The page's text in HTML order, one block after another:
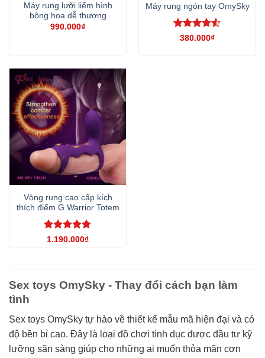
Máy rung lưỡi liếm hình
bông hoa dễ thương
990.000₫
Máy rung ngón tay OmySky
Được xếp
380.000₫
Vòng rung cao cấp kích
thích điểm G Warrior Totem
Được xếp
1.190.000₫
Sex toys OmySky - Thay đổi cách bạn làm
tình
Sex toys OmySky tự hào về thiết kế mẫu mã hiện đại và có
độ bền bỉ cao. Đây là loại đồ chơi tình dục được đầu tư kỹ
lưỡng sãn sàng giúp cho những ai muốn thỏa mãn cơn